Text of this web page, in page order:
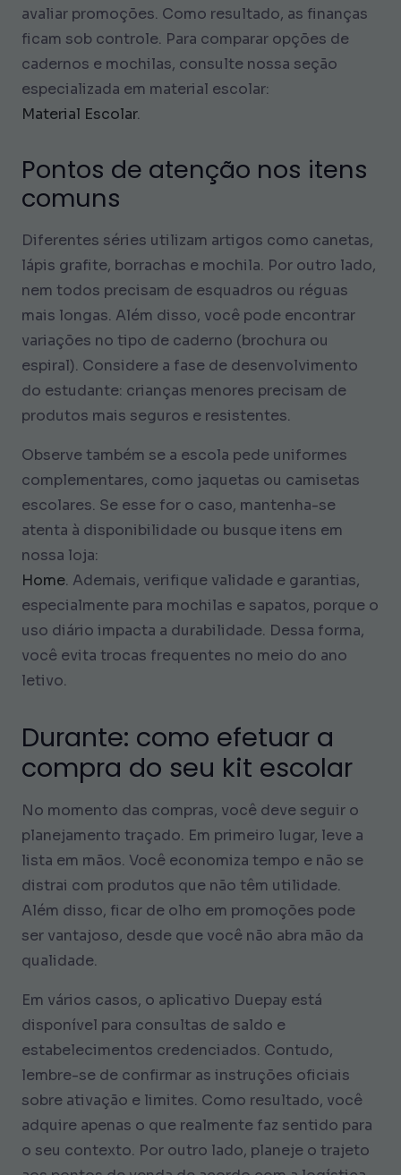
avaliar promoções. Como resultado, as finanças
ficam sob controle. Para comparar opções de
cadernos e mochilas, consulte nossa seção
especializada em material escolar:
Material Escolar.
Pontos de atenção nos itens
comuns
Diferentes séries utilizam artigos como canetas,
lápis grafite, borrachas e mochila. Por outro lado,
nem todos precisam de esquadros ou réguas
mais longas. Além disso, você pode encontrar
variações no tipo de caderno (brochura ou
espiral). Considere a fase de desenvolvimento
do estudante: crianças menores precisam de
produtos mais seguros e resistentes.
Observe também se a escola pede uniformes
complementares, como jaquetas ou camisetas
escolares. Se esse for o caso, mantenha-se
atenta à disponibilidade ou busque itens em
nossa loja:
Home. Ademais, verifique validade e garantias,
especialmente para mochilas e sapatos, porque o
uso diário impacta a durabilidade. Dessa forma,
você evita trocas frequentes no meio do ano
letivo.
Durante: como efetuar a
compra do seu kit escolar
No momento das compras, você deve seguir o
planejamento traçado. Em primeiro lugar, leve a
lista em mãos. Você economiza tempo e não se
distrai com produtos que não têm utilidade.
Além disso, ficar de olho em promoções pode
ser vantajoso, desde que você não abra mão da
qualidade.
Em vários casos, o aplicativo Duepay está
disponível para consultas de saldo e
estabelecimentos credenciados. Contudo,
lembre-se de confirmar as instruções oficiais
sobre ativação e limites. Como resultado, você
adquire apenas o que realmente faz sentido para
o seu contexto. Por outro lado, planeje o trajeto